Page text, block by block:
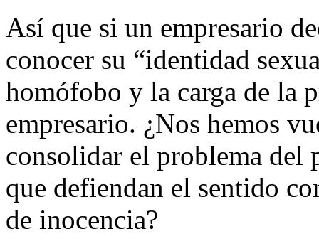
Así que si un empresario
conocer su “identidad
homófobo y la carga de la
empresario. ¿Nos hemos
consolidar el problema del
que defiendan el sentido
de inocencia?